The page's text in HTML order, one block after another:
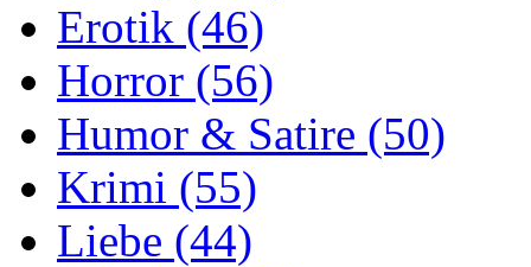
Erotik (46)
Horror (56)
Humor & Satire (50)
Krimi (55)
Liebe (44)